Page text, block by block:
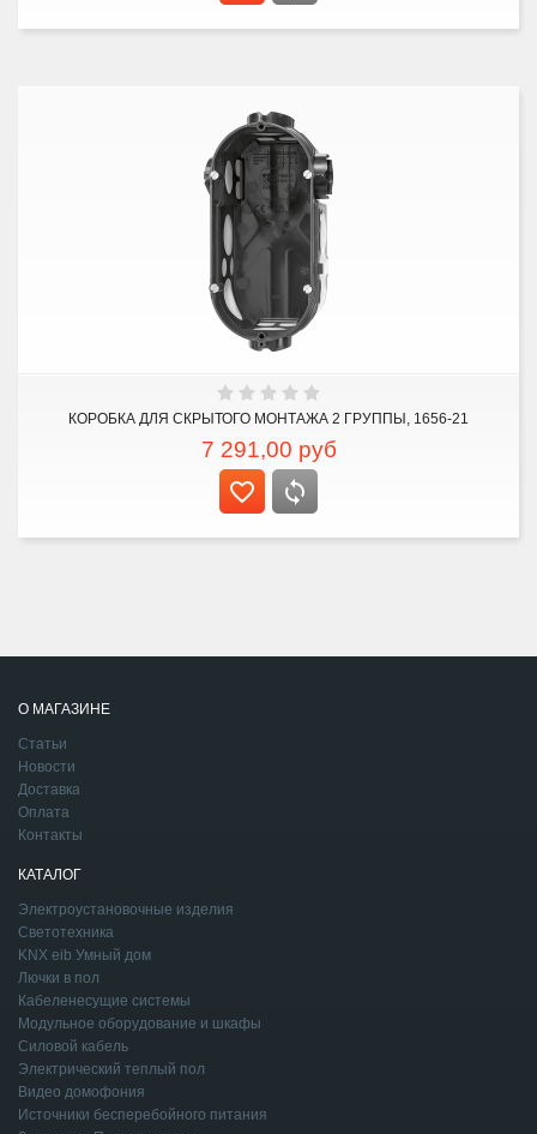
КОРОБКА ДЛЯ СКРЫТОГО МОНТАЖА 2 ГРУППЫ, 1656-21
7 291,00 руб
О МАГАЗИНЕ
Статьи
Новости
Доставка
Оплата
Контакты
КАТАЛОГ
Электроустановочные изделия
Светотехника
KNX eib Умный дом
Лючки в пол
Кабеленесущие системы
Модульное оборудование и шкафы
Силовой кабель
Электрический теплый пол
Видео домофония
Источники бесперебойного питания